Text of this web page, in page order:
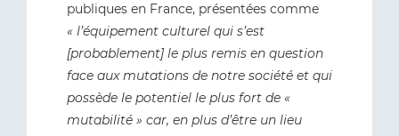
publiques en France, présentées comme
« l’équipement culturel qui s’est
[probablement] le plus remis en question
face aux mutations de notre société et qui
possède le potentiel le plus fort de «
mutabilité » car, en plus d’être un lieu